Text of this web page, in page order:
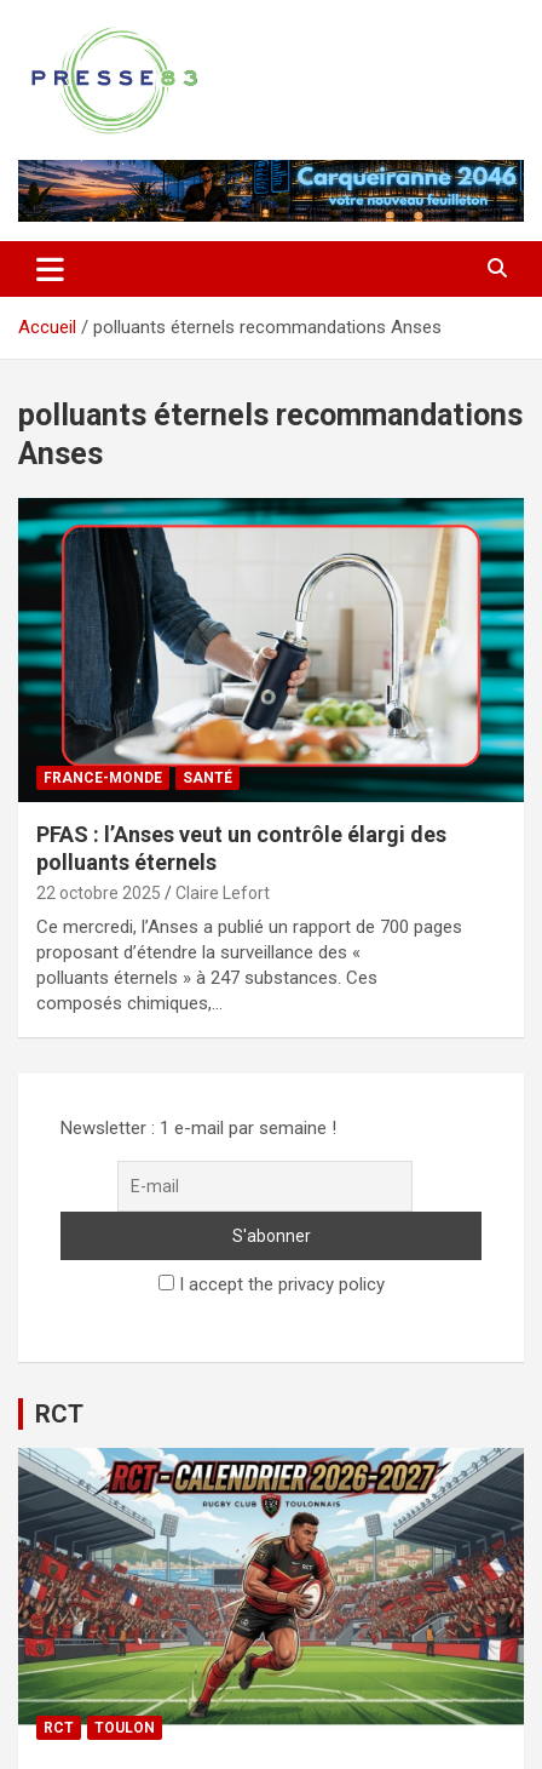
contenu
Presse 83
Accueil polluants éternels recommandations Anses
polluants éternels recommandations
Anses
FRANCE-MONDE SANTÉ
PFAS : l’Anses veut un contrôle élargi des
polluants éternels
22 octobre 2025 Claire Lefort
Ce mercredi, l’Anses a publié un rapport de 700 pages
proposant d’étendre la surveillance des «
polluants éternels » à 247 substances. Ces
composés chimiques,…
Newsletter : 1 e-mail par semaine !
I accept the privacy policy
RCT
RCT TOULON